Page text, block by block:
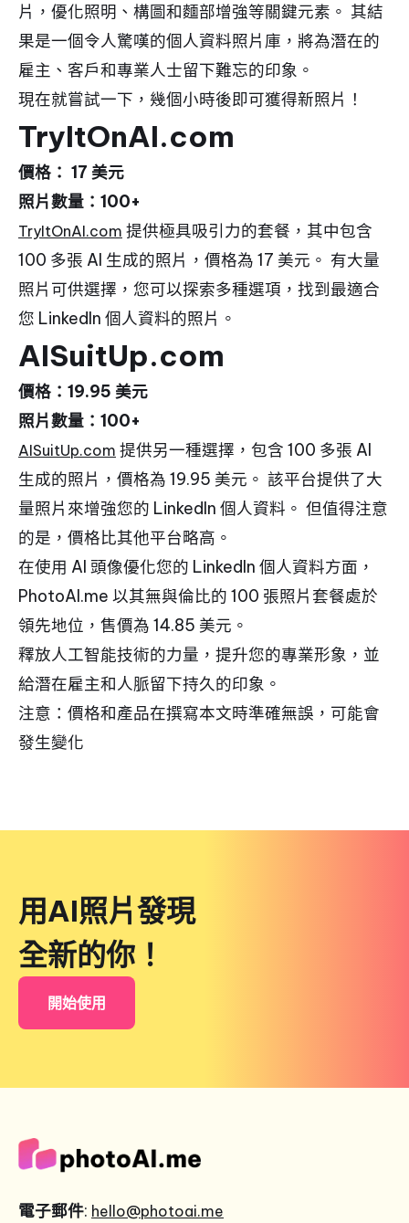
片，優化照明、構圖和麵部增強等關鍵元素。 其結
果是一個令人驚嘆的個人資料照片庫，將為潛在的
雇主、客戶和專業人士留下難忘的印象。
現在就嘗試一下，幾個小時後即可獲得新照片！
TryItOnAI.com
價格： 17 美元
照片數量：100+
TryItOnAI.com 提供極具吸引力的套餐，其中包含
100 多張 AI 生成的照片，價格為 17 美元。 有大量
照片可供選擇，您可以探索多種選項，找到最適合
您 LinkedIn 個人資料的照片。
AISuitUp.com
價格：19.95 美元
照片數量：100+
AISuitUp.com 提供另一種選擇，包含 100 多張 AI
生成的照片，價格為 19.95 美元。 該平台提供了大
量照片來增強您的 LinkedIn 個人資料。 但值得注意
的是，價格比其他平台略高。
在使用 AI 頭像優化您的 LinkedIn 個人資料方面，
PhotoAI.me 以其無與倫比的 100 張照片套餐處於
領先地位，售價為 14.85 美元。
釋放人工智能技術的力量，提升您的專業形象，並
給潛在雇主和人脈留下持久的印象。
注意：價格和產品在撰寫本文時準確無誤，可能會
發生變化
用AI照片發現
全新的你！
開始使用
電子郵件: hello@photoai.me